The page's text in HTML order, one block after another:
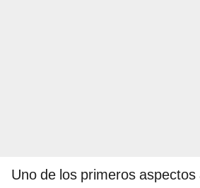
Uno de los primeros